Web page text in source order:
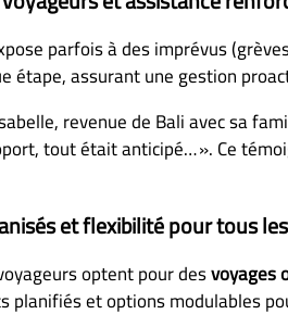
parfois à des imprévus
étape, assurant une gestion
revenue de Bali avec sa
tout était anticipé… ». Ce
et flexibilité pour tous
optent pour desvoyages
planifiés et options modulables